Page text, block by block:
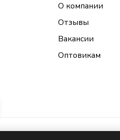
О компании
Отзывы
Вакансии
Оптовикам